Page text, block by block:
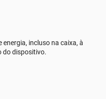
energia, incluso na caixa, à
do dispositivo.